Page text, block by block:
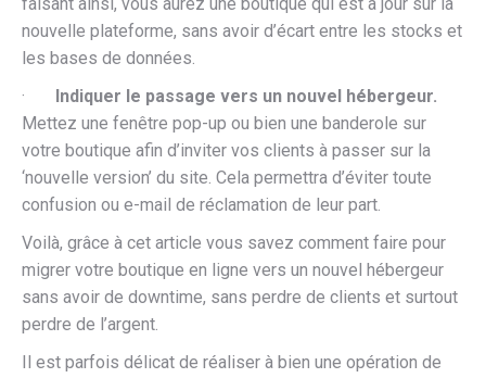
nouvelle plateforme, sans avoir d’écart entre les stocks et
les bases de données.
· Indiquer le passage vers un nouvel hébergeur.
Mettez une fenêtre pop-up ou bien une banderole sur
votre boutique afin d’inviter vos clients à passer sur la
‘nouvelle version’ du site. Cela permettra d’éviter toute
confusion ou e-mail de réclamation de leur part.
Voilà, grâce à cet article vous savez comment faire pour
migrer votre boutique en ligne vers un nouvel hébergeur
sans avoir de downtime, sans perdre de clients et surtout
perdre de l’argent.
Il est parfois délicat de réaliser à bien une opération de